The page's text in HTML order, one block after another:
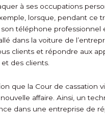
à ses occupations
lorsque, pendant ce
son téléphone professionnel
dans la voiture de
clients et répondre aux
des clients.
que la Cour de cassation
affaire. Ainsi, un
dans une entreprise de